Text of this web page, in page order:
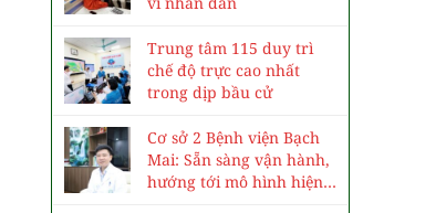
Trung tâm 115 duy trì
chế độ trực cao nhất
trong dịp bầu cử
Cơ sở 2 Bệnh viện Bạch
Mai: Sẵn sàng vận hành,
hướng tới mô hình hiện